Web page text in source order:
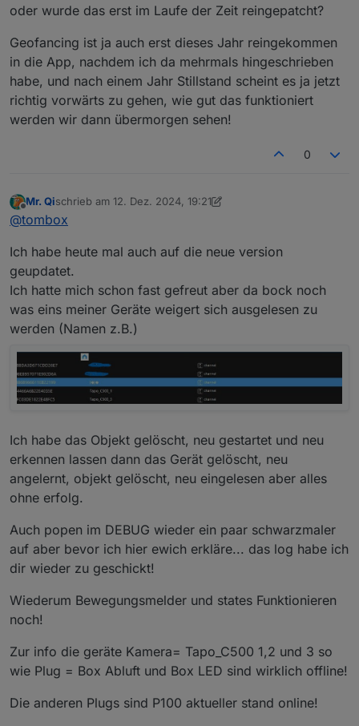
oder wurde das erst im Laufe der Zeit reingepatcht?
Geofancing ist ja auch erst dieses Jahr reingekommen
in die App, nachdem ich da mehrmals hingeschrieben
habe, und nach einem Jahr Stillstand scheint es ja jetzt
richtig vorwärts zu gehen, wie gut das funktioniert
werden wir dann übermorgen sehen!
0
Offline
Mr. Qischrieb am 12. Dez. 2024, 19:21
zuletzt editiert von Mr. Qi12. Dez. 2024, 20:28
@tombox
Ich habe heute mal auch auf die neue version
geupdatet.
Ich hatte mich schon fast gefreut aber da bock noch
was eins meiner Geräte weigert sich ausgelesen zu
werden (Namen z.B.)
Ich habe das Objekt gelöscht, neu gestartet und neu
erkennen lassen dann das Gerät gelöscht, neu
angelernt, objekt gelöscht, neu eingelesen aber alles
ohne erfolg.
Auch popen im DEBUG wieder ein paar schwarzmaler
auf aber bevor ich hier ewich erkläre... das log habe ich
dir wieder zu geschickt!
Wiederum Bewegungsmelder und states Funktionieren
noch!
Zur info die geräte Kamera= Tapo_C500 1,2 und 3 so
wie Plug = Box Abluft und Box LED sind wirklich offline!
Die anderen Plugs sind P100 aktueller stand online!